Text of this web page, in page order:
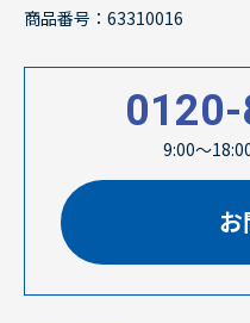
商品番号：63310016
9:00～
お